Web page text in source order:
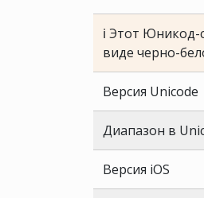
ℹ Этот Юникод-
виде черно-
Версия Unicode
Диапазон в
Версия iOS